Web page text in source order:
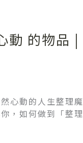
動 的物品 |
心動的人生整理
，如何做到「整